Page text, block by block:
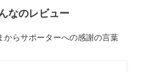
なのレビュー
からサポーターへの感謝の言葉